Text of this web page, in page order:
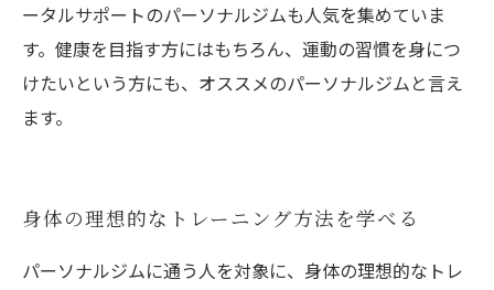
ータルサポートのパーソナルジムも人気を集めていま
す。健康を目指す方にはもちろん、運動の習慣を身につ
けたいという方にも、オススメのパーソナルジムと言え
ます。
身体の理想的なトレーニング方法を学べる
パーソナルジムに通う人を対象に、身体の理想的なトレ